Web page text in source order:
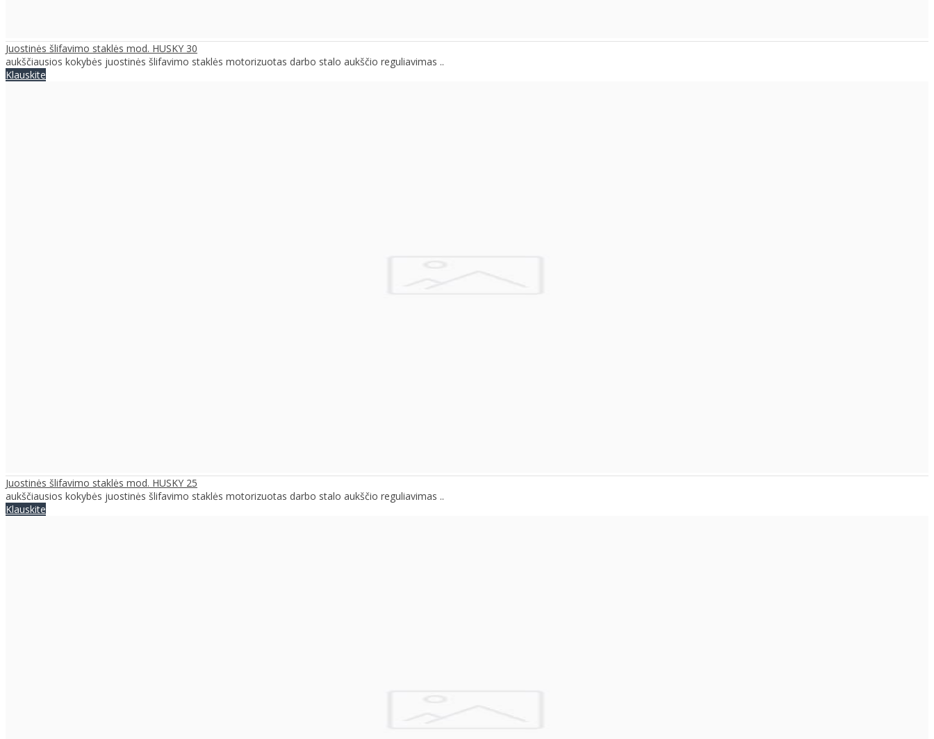
Juostinės šlifavimo staklės mod. HUSKY 30
aukščiausios kokybės juostinės šlifavimo staklės motorizuotas darbo stalo aukščio reguliavimas ..
Klauskite
Juostinės šlifavimo staklės mod. HUSKY 25
aukščiausios kokybės juostinės šlifavimo staklės motorizuotas darbo stalo aukščio reguliavimas ..
Klauskite